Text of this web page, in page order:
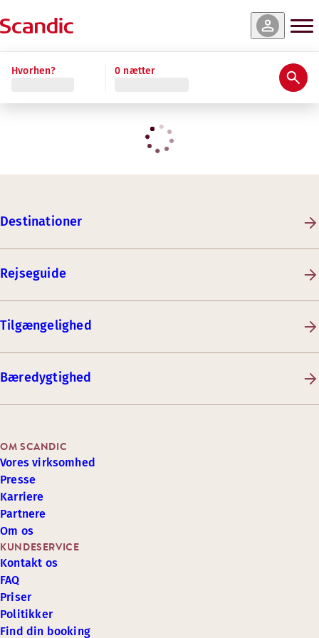
Hvorhen? 0 nætter
Destinationer
Rejseguide
Tilgængelighed
Bæredygtighed
KUNDESERVICE
Kontakt os
FAQ
Priser
Politikker
Find din booking
OM SCANDIC
Vores virksomhed
Presse
Karriere
Partnere
Om os